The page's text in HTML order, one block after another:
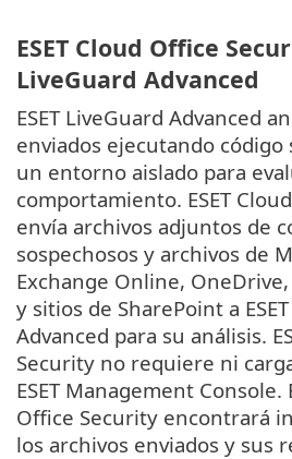
ESET Cloud Office
LiveGuard Advanced
ESET LiveGuard Advanced
enviados ejecutando código
un entorno aislado para
comportamiento. ESET
envía archivos adjuntos de
sospechosos y archivos de
Exchange Online,
y sitios de SharePoint a
Advanced para su análisis.
Security no requiere ni
ESET Management Console.
Office Security encontrará
los archivos enviados y sus